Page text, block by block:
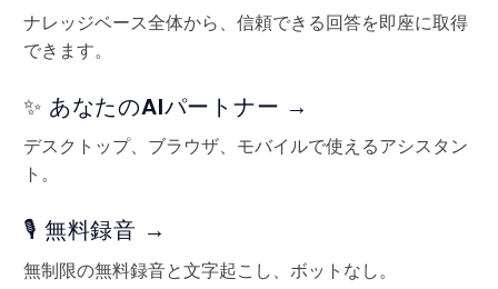
ナレッジベース全体から、信頼できる回答を即座に取得
できます。
✨ あなたのAIパートナー →
デスクトップ、ブラウザ、モバイルで使えるアシスタン
ト。
🎙️ 無料録音 →
無制限の無料録音と文字起こし、ボットなし。